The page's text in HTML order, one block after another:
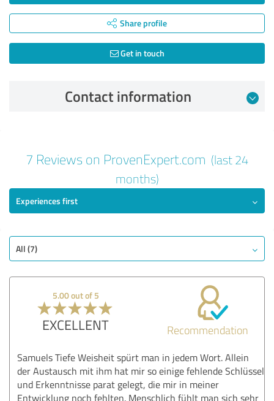
Share profile
Get in touch
Contact information
EXCELLENT
Examination
Consulting
Treatment
Show rating
7 Reviews on ProvenExpert.com (last 24
months)
Experiences first
All (7)
5.00 out of 5
EXCELLENT Recommendation
Samuels Tiefe Weisheit spürt man in jedem Wort. Allein
der Austausch mit ihm hat mir so einige fehlende Schlüssel
und Erkenntnisse parat gelegt, die mir in meiner
Entwicklung noch fehlten. Menschlich fühlt man sich sehr